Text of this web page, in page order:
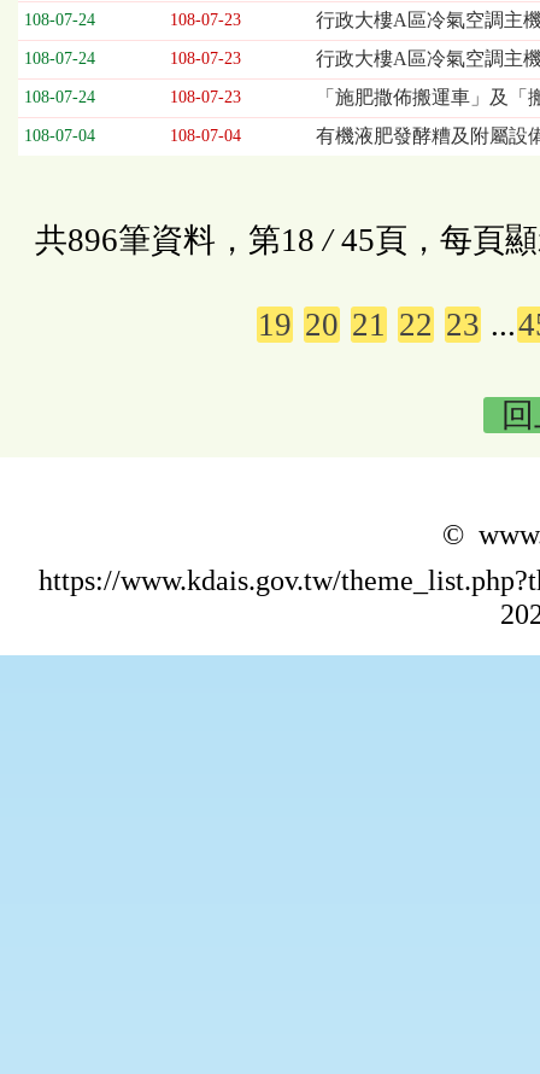
108-07-24 108-07-23 行政大樓A區冷氣空調主
108-07-24 108-07-23 行政大樓A區冷氣空調主
108-07-24 108-07-23 「施肥撒佈搬運車」及「
108-07-04 108-07-04 有機液肥發酵糟及附屬設
共896筆資料，第18 /45頁，每頁
19 20 21 22 23 ...
©
https://www.kdais.gov.tw/